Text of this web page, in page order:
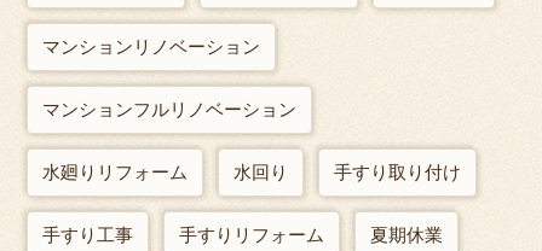
マンションリノベーション
マンションフルリノベーション
水廻りリフォーム 水回り 手すり取り付け
手すり工事 手すりリフォーム 夏期休業